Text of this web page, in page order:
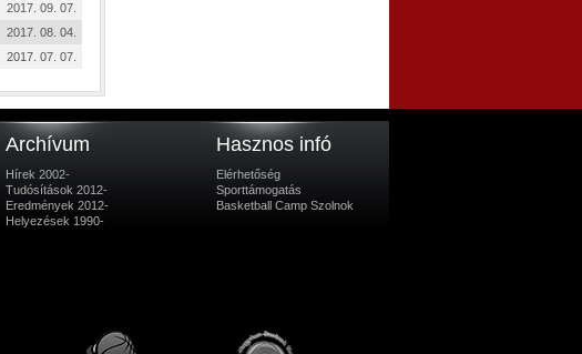
2017. 09. 07.
2017. 08. 04.
2017. 07. 07.
Archívum
Hírek 2002-
Tudósítások 2012-
Eredmények 2012-
Helyezések 1990-
Hasznos infó
Elérhetőség
Sporttámogatás
Basketball Camp Szolnok